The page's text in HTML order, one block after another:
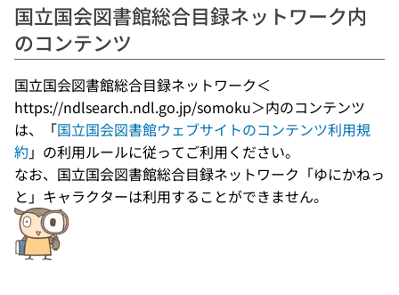
国立国会図書館総合目録ネットワーク内
のコンテンツ
国立国会図書館総合目録ネットワーク＜
https://ndlsearch.ndl.go.jp/somoku＞内のコンテンツ
は、「国立国会図書館ウェブサイトのコンテンツ利用規
約 」の利用ルールに従ってご利用ください。
なお、国立国会図書館総合目録ネットワーク「ゆにかねっ
と」キャラクターは利用することができません。